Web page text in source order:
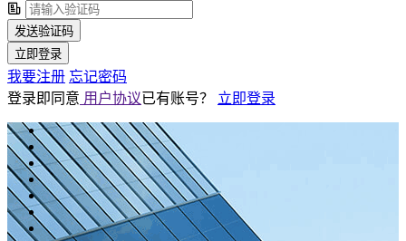
发送验证码
立即登录
我要注册 忘记密码
登录即同意 用户协议已有账号？ 立即登录